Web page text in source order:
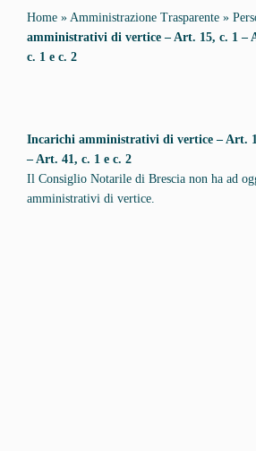
Home » Amministrazione Trasparente »
amministrativi di vertice – Art. 15, c. 1 –
c. 1 e c. 2
Incarichi amministrativi di vertice – Art.
– Art. 41, c. 1 e c. 2
Il Consiglio Notarile di Brescia non ha ad
amministrativi di vertice.